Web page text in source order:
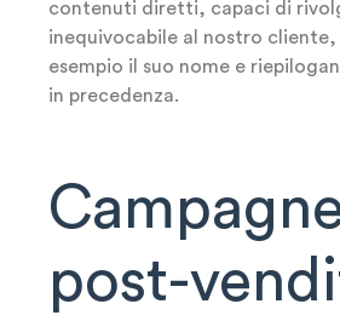
contenuti diretti, capaci di
inequivocabile al nostro
esempio il suo nome e
in precedenza.
post-